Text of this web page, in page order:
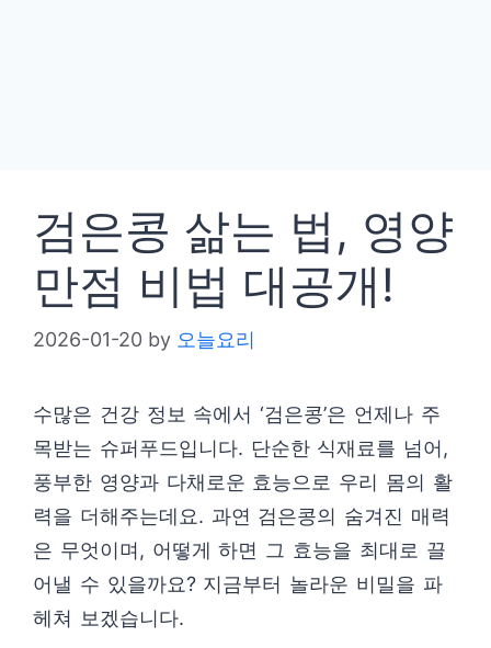
검은콩 삶는 법, 영양
만점 비법 대공개!
2026-01-20 by 오늘요리
수많은 건강 정보 속에서 ‘검은콩’은 언제나 주
목받는 슈퍼푸드입니다. 단순한 식재료를 넘어,
풍부한 영양과 다채로운 효능으로 우리 몸의 활
력을 더해주는데요. 과연 검은콩의 숨겨진 매력
은 무엇이며, 어떻게 하면 그 효능을 최대로 끌
어낼 수 있을까요? 지금부터 놀라운 비밀을 파
헤쳐 보겠습니다.